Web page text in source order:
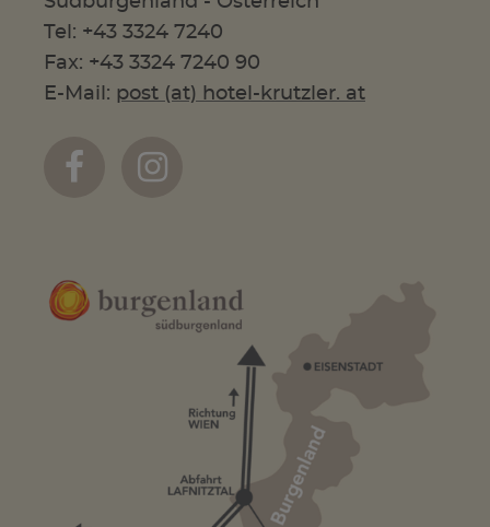
Tel: +43 3324 7240
Fax: +43 3324 7240 90
E-Mail: post (at) hotel-krutzler. at
 